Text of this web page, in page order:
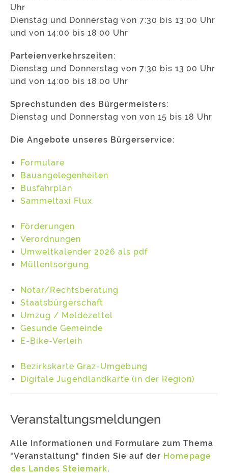
Uhr
Dienstag und Donnerstag von 7:30 bis 13:00 Uhr
und von 14:00 bis 18:00 Uhr
Parteienverkehrszeiten:
Dienstag und Donnerstag von 7:30 bis 13:00 Uhr
und von 14:00 bis 18:00 Uhr
Sprechstunden des Bürgermeisters:
Dienstag und Donnerstag von von 15 bis 18 Uhr
Die Angebote unseres Bürgerservice:
Formulare
Bauangelegenheiten
Busfahrplan
Sammeltaxi Flux
Förderungen
Verordnungen
Umweltkalender 2026 als pdf
Müllentsorgung
Notar/Rechtsberatung
Staatsbürgerschaft
Umzug / Meldezettel
Gesunde Gemeinde
E-Bike-Verleih
Bezirkskarte Graz-Umgebung
Digitale Jugendlandkarte (in der Region)
Veranstaltungsmeldungen
Alle Informationen und Formulare zum Thema
"Veranstaltung" finden Sie auf der Homepage
des Landes Steiemark.